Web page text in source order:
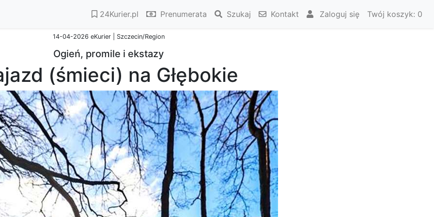
24Kurier.pl Prenumerata Szukaj Kontakt Zaloguj się Twój koszyk: 0
14-04-2026 eKurier | Szczecin/Region
Ogień, promile i ekstazy
(śmieci) na Głębokie